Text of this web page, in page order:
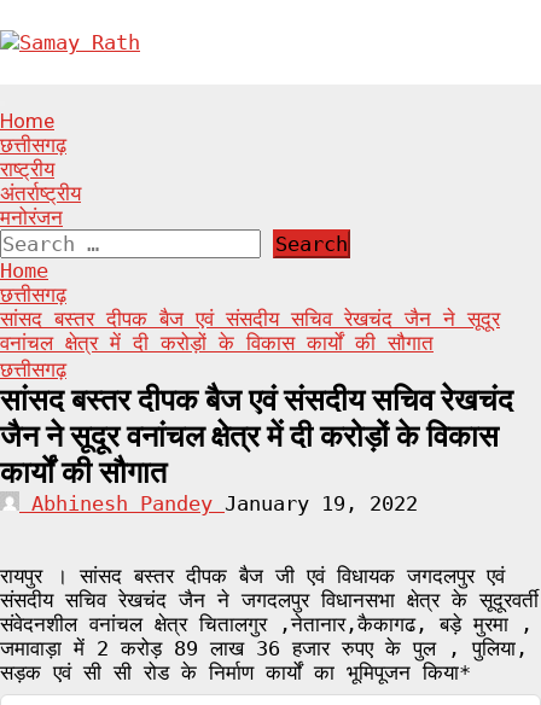
to
content
Primary
Menu
Home
छत्तीसगढ़
राष्ट्रीय
अंतर्राष्ट्रीय
मनोरंजन
Search
for:
Home
छत्तीसगढ़
सांसद बस्तर दीपक बैज एवं संसदीय सचिव रेखचंद जैन ने सूदूर
वनांचल क्षेत्र में दी करोड़ों के विकास कार्यों की सौगात
छत्तीसगढ़
सांसद बस्तर दीपक बैज एवं संसदीय सचिव रेखचंद
जैन ने सूदूर वनांचल क्षेत्र में दी करोड़ों के विकास
कार्यों की सौगात
Abhinesh Pandey January 19, 2022
रायपुर । सांसद बस्तर दीपक बैज जी एवं विधायक जगदलपुर एवं
संसदीय सचिव रेखचंद जैन ने जगदलपुर विधानसभा क्षेत्र के सूदूरवर्ती
संवेदनशील वनांचल क्षेत्र चितालगुर ,नेतानार,कैकागढ, बड़े मुरमा ,
जमावाड़ा में 2 करोड़ 89 लाख 36 हजार रुपए के पुल , पुलिया,
सड़क एवं सी सी रोड के निर्माण कार्यों का भूमिपूजन किया*